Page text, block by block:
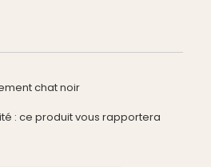
chat noir
: ce produit vous rapportera